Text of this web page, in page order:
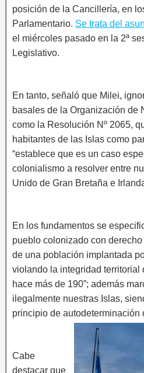
posición de la Cancillería, en
Parlamentario. Se trata del
el miércoles pasado en la 2ª
Legislativo.
En tanto, señaló que Milei,
basales de la Organización de
como la Resolución Nº 2065,
habitantes de las Islas como
“establece que es un caso
colonialismo a resolver entre
Unido de Gran Bretaña e
En los fundamentos se
pueblo colonizado con
de una población implantada
violando la integridad territorial
hace más de 190”; además
ilegalmente nuestras Islas,
principio de autodeterminación
Cabe
destacar que